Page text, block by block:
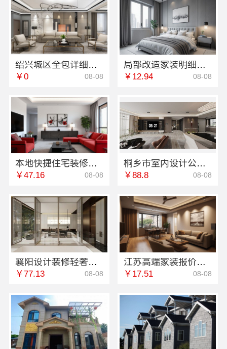
绍兴城区全包详细报价，绍兴卓鑫装饰材料有限公司
￥0 08-08
局部改造家装明细报价，万赢饰家报价更放心
￥12.94 08-08
本地快捷住宅装修毛坯房选本地快装
￥47.16 08-08
桐乡市室内设计公司旧房翻新，嘉兴锦居装饰材料有限公司
￥88.8 08-08
襄阳设计装修轻奢风，百年米莱空间美学装饰材料有限公司诠释优雅
￥77.13 08-08
江苏高端家装报价，南京市创亿讯环保新材
￥17.51 08-08